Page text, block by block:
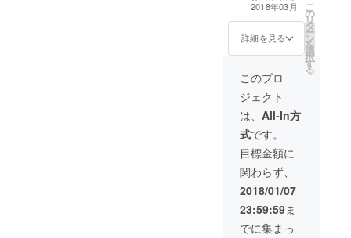
でにデータの確
認が出来ない場
合、パンフレッ
ト等への記載が
出来ません。予
めご準備頂けま
すようお願いい
たします。HPに
関しましては、1
月15日を過ぎま
しても掲載は可
能でございま
す。ご準備頂け
るようお願いい
たします。
送付 ※注意※パン
フレットの記載
サーパネルに関
しましては、募
ら、お名前等の
印刷用データ確
認をさせて頂き
ます。大変心苦
しくはあります
が、1月15日ま
でにデータの確
認が出来ない場
合、パンフレッ
ト等への記載が
出来ません。予
めご準備頂けま
すようお願いい
・大会当日 ス
ライドでの紹
介 オープニン
グ時 ・ステージ
スポンサーパネ
ル掲載 ・パンフ
レット ロゴ・
社名記載 １/２
広告 ・チラシの
同封 当日配布
パンフレット ・
第5回トラックド
ライバー甲子園
DVD送付 ※注意※
記載及び、スポ
ンサーパネルに
2018年03月
詳細を見る
こ
の
リ
タ
ー
ン
を
選
択
す
る
このプロ
ジェクト
は、 All-In方
式です。
目標金額に
関わらず、
2018/01/07
23:59:59ま
でに集まっ